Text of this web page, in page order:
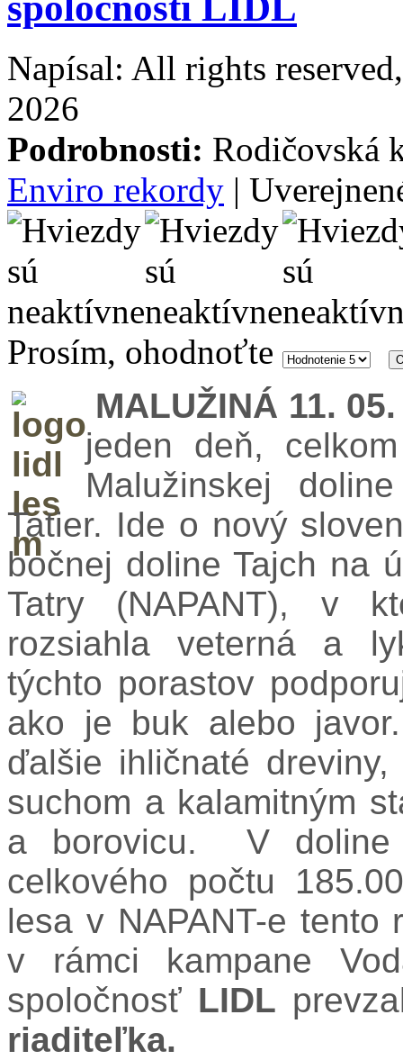
Napísal: All rights
2026
Podrobnosti: Rodičovská
Enviro rekordy |
Prosím, ohodnoťte
MALUŽINÁ 11.
jeden deň,
Malužinskej
Tatier. Ide o nový
bočnej doline Tajch na
Tatry (NAPANT), v
rozsiahla veterná a
týchto porastov
ako je buk alebo
ďalšie ihličnaté
suchom a kalamitným
a borovicu. V doline
celkového počtu
lesa v NAPANT-e tento
v rámci kampane
spoločnosť LIDL
riaditeľka.